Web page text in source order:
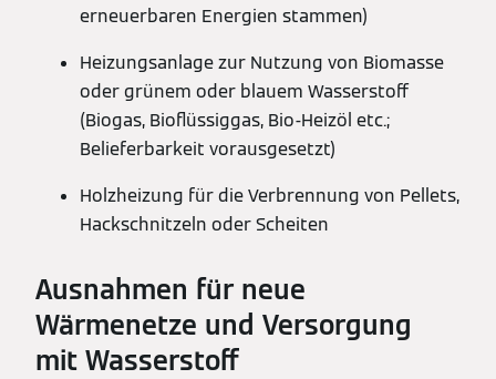
erneuerbaren Energien stammen)
Heizungsanlage zur Nutzung von Biomasse
oder grünem oder blauem Wasserstoff
(Biogas, Bioflüssiggas, Bio-Heizöl etc.;
Belieferbarkeit vorausgesetzt)
Holzheizung für die Verbrennung von Pellets,
Hackschnitzeln oder Scheiten
Ausnahmen für neue
Wärmenetze und Versorgung
mit Wasserstoff